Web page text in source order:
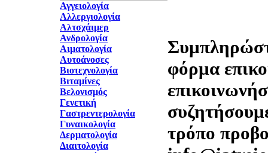
Αγγειολογία
Αλλεργιολογία
Αλτσχάιμερ
Ανδρολογία
Αιματολογία
Αυτοάνοσες
Βιοτεχνολογία
Βιταμίνες
Βελονισμός
Γενετική
Γαστρεντερολογία
Γυναικολογία
Δερματολογία
Διαιτολογία
φόρμα
τρόπο